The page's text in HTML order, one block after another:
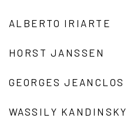
ALBERTO IRIARTE
HORST JANSSEN
GEORGES JEANCLOS
WASSILY KANDINSKY